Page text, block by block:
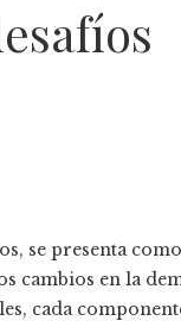
se presenta
cambios en la
cada